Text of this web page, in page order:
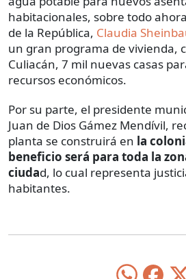
habitacionales, sobre todo
de la República, Claudia
un gran programa de vivienda,
Culiacán, 7 mil nuevas casas
recursos económicos.
Por su parte, el presidente
Juan de Dios Gámez Mendívil,
planta se construirá en la
beneficio será para toda la
ciudad, lo cual representa
habitantes.